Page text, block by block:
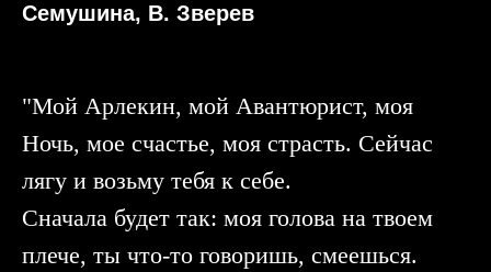
Семушина, В. Зверев
"Мой Арлекин, мой Авантюрист, моя
Ночь, мое счастье, моя страсть. Сейчас
лягу и возьму тебя к себе.
Сначала будет так: моя голова на твоем
плече, ты что-то говоришь, смеешься.